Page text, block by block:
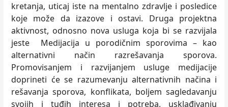
kretanja, uticaj iste na mentalno zdravlјe i posledice
koje može da izazove i ostavi. Druga projektna
aktivnost, odnosno nova usluga koja bi se razvijala
jeste Medijacija u porodičnim sporovima – kao
alternativni način razrešavanja sporova.
Promovisanjem i razvijanjem usluge medijacije
doprineti će se razumevanju alternativnih načina i
rešavanja sporova, konflikata, bolјem sagledavanju
svojih i tuđih interesa i potreba, usklađivanju